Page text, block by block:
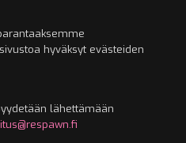
hyväksyt evästeiden
lähettämään